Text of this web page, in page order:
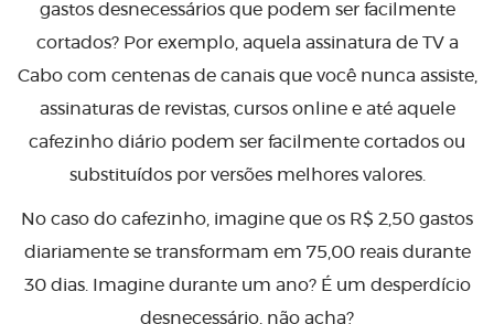
gastos desnecessários que podem ser facilmente
cortados? Por exemplo, aquela assinatura de TV a
Cabo com centenas de canais que você nunca assiste,
assinaturas de revistas, cursos online e até aquele
cafezinho diário podem ser facilmente cortados ou
substituídos por versões melhores valores.
No caso do cafezinho, imagine que os R$ 2,50 gastos
diariamente se transformam em 75,00 reais durante
30 dias. Imagine durante um ano? É um desperdício
desnecessário, não acha?